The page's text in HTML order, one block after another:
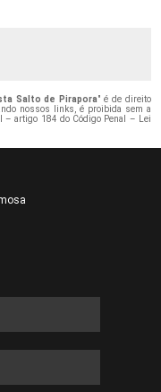
Salto de Pirapora" é de direito
nossos links, é proibida sem a
– artigo 184 do Código Penal –
Lei